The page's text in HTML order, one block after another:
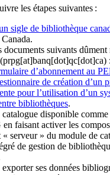
les étapes suivantes :
sigle de bibliothèque
documents suivants dûment
(prpg[at]banq[dot]qc[dot]ca)
d’abonnement au
de création d’un
pour l’utilisation d’un
bibliothèques.
catalogue disponible
en faisant activer les
serveur » du module de
de gestion de
ses données